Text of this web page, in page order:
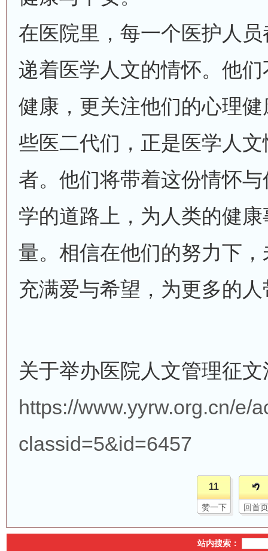
在医院里，每一个医护人
递着医学人文的情怀。他
健康，更关注他们的心理
些医二代们，正是医学人
者。他们将带着这份情怀
学的道路上，为人类的健
量。相信在他们的努力下
充满爱与希望，为更多的
关于举办医院人文管理征
https://www.yyrw.org.cn/e/
classid=5&id=6457
11
赞一下 回首页
站内搜索：